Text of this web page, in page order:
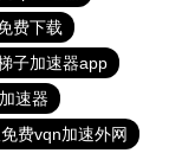
费下载
子加速器app
速器
费vqn加速外网